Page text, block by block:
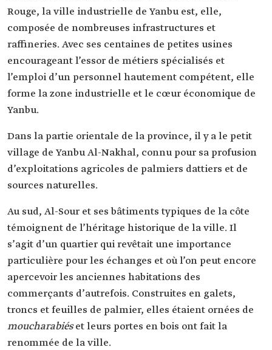
Rouge, la ville industrielle de Yanbu est, elle,
composée de nombreuses infrastructures et
raffineries. Avec ses centaines de petites usines
encourageant l’essor de métiers spécialisés et
l’emploi d’un personnel hautement compétent, elle
forme la zone industrielle et le cœur économique de
Yanbu.
Dans la partie orientale de la province, il y a le petit
village de Yanbu Al-Nakhal, connu pour sa profusion
d’exploitations agricoles de palmiers dattiers et de
sources naturelles.
Au sud, Al-Sour et ses bâtiments typiques de la côte
témoignent de l’héritage historique de la ville. Il
s’agit d’un quartier qui revêtait une importance
particulière pour les échanges et où l’on peut encore
apercevoir les anciennes habitations des
commerçants d’autrefois. Construites en galets,
troncs et feuilles de palmier, elles étaient ornées de
moucharabiéset leurs portes en bois ont fait la
renommée de la ville.